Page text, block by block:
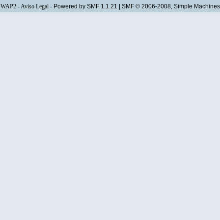
WAP2-Aviso Legal- Powered by SMF 1.1.21 SMF © 2006-2008, Simple Machines